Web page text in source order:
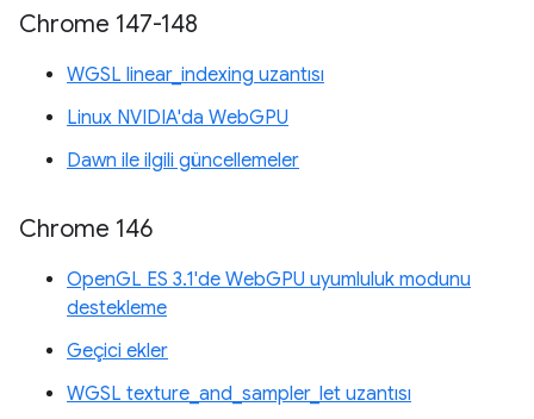
Chrome 147-148
WGSL linear_indexing uzantısı
Linux NVIDIA'da WebGPU
Dawn ile ilgili güncellemeler
Chrome 146
OpenGL ES 3.1'de WebGPU uyumluluk modunu
destekleme
Geçici ekler
WGSL texture_and_sampler_let uzantısı